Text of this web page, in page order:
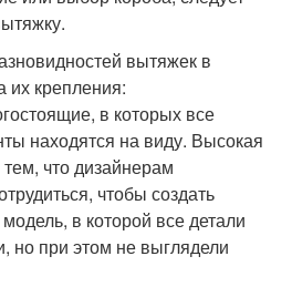
вытяжек в
их крепления:
в которых все
находятся на виду. Высокая
что дизайнерам
чтобы создать
в которой все детали
но при этом не выглядели